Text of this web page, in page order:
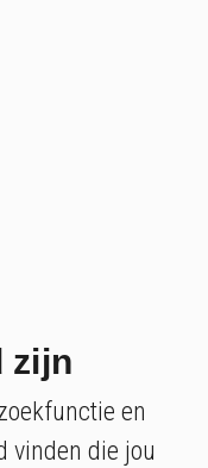
zijn
en
vinden die jou